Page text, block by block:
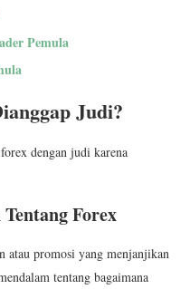
Pemula
Judi?
dengan judi karena
Forex
atau promosi yang menjanjikan
tentang bagaimana